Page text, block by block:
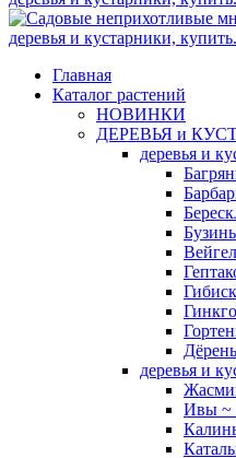
Главная
Каталог растений
НОВИНКИ
ДЕРЕВЬЯ и
деревья и
деревья и
Ивы ~